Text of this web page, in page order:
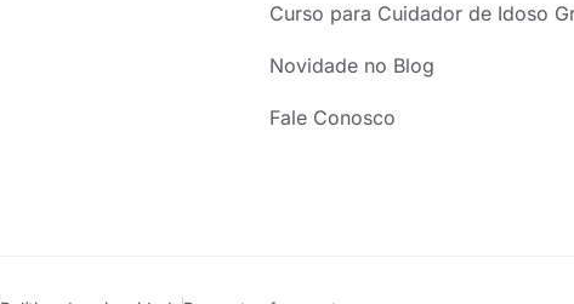
Curso para Cuidador de Idoso
Novidade no Blog
Fale Conosco